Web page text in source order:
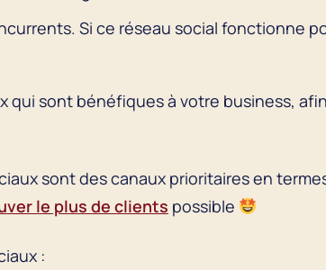
Si ce réseau social fonctionne
qui sont bénéfiques à votre business,
sont des canaux prioritaires en
le plus de clients possible
: